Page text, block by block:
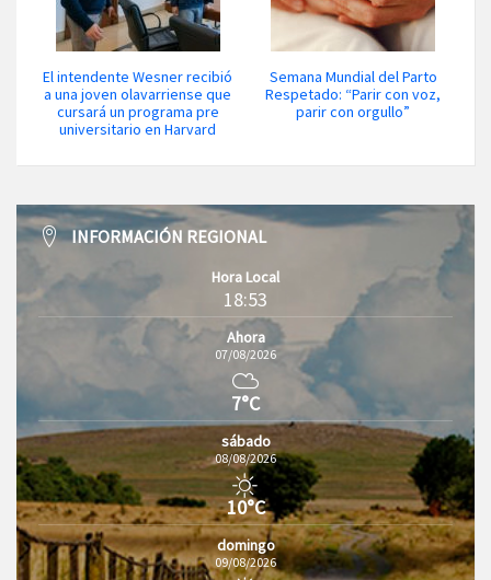
El intendente Wesner recibió
a una joven olavarriense que
cursará un programa pre
universitario en Harvard
Semana Mundial del Parto
Respetado: “Parir con voz,
parir con orgullo”
INFORMACIÓN REGIONAL
Hora Local
18:53
Ahora
07/08/2026
7°C
sábado
08/08/2026
10°C
domingo
09/08/2026